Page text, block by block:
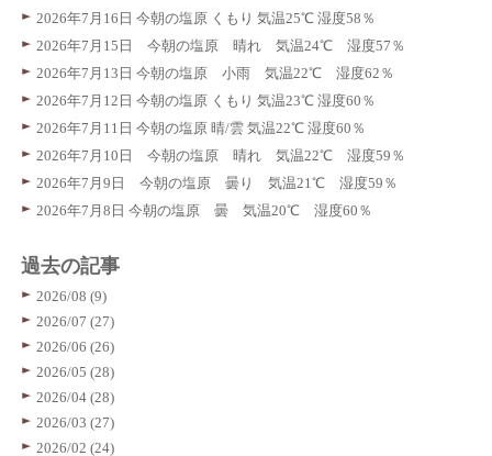
2026年7月16日 今朝の塩原 くもり 気温25℃ 湿度58％
2026年7月15日 今朝の塩原 晴れ 気温24℃ 湿度57％
2026年7月13日 今朝の塩原 小雨 気温22℃ 湿度62％
2026年7月12日 今朝の塩原 くもり 気温23℃ 湿度60％
2026年7月11日 今朝の塩原 晴/雲 気温22℃ 湿度60％
2026年7月10日 今朝の塩原 晴れ 気温22℃ 湿度59％
2026年7月9日 今朝の塩原 曇り 気温21℃ 湿度59％
2026年7月8日 今朝の塩原 曇 気温20℃ 湿度60％
過去の記事
2026/08 (9)
2026/07 (27)
2026/06 (26)
2026/05 (28)
2026/04 (28)
2026/03 (27)
2026/02 (24)